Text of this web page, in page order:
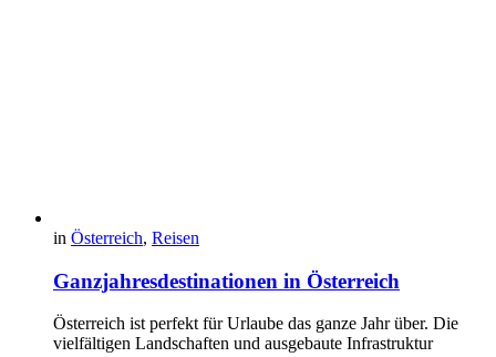
in Österreich, Reisen
Ganzjahresdestinationen in Österreich
Österreich ist perfekt für Urlaube das ganze Jahr über. Die
vielfältigen Landschaften und ausgebaute Infrastruktur